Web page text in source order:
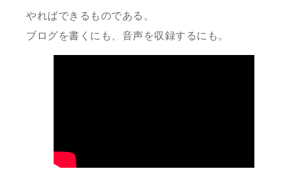
やればできるものである。
ブログを書くにも、音声を収録するにも。